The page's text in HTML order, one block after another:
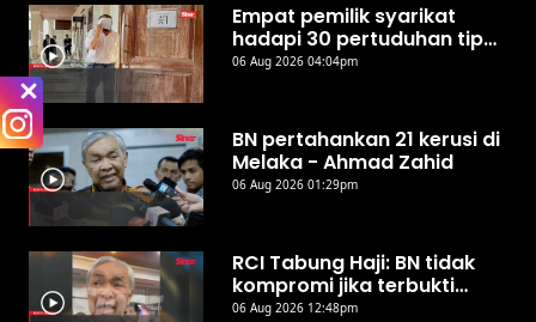
Empat pemilik syarikat
hadapi 30 pertuduhan tipu
ejen PERKESO
06 Aug 2026 04:04pm
BN pertahankan 21 kerusi di
Melaka - Ahmad Zahid
06 Aug 2026 01:29pm
RCI Tabung Haji: BN tidak
kompromi jika terbukti
berlaku penyelewengan -
06 Aug 2026 12:48pm